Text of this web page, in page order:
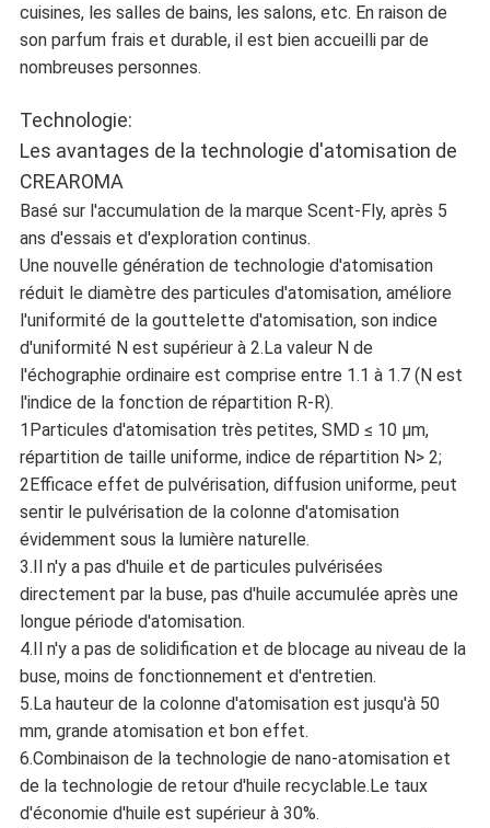
cuisines, les salles de bains, les salons, etc. En raison de
son parfum frais et durable, il est bien accueilli par de
nombreuses personnes.
Technologie:
Les avantages de la technologie d'atomisation de
CREAROMA
Basé sur l'accumulation de la marque Scent-Fly, après 5
ans d'essais et d'exploration continus.
Une nouvelle génération de technologie d'atomisation
réduit le diamètre des particules d'atomisation, améliore
l'uniformité de la gouttelette d'atomisation, son indice
d'uniformité N est supérieur à 2.La valeur N de
l'échographie ordinaire est comprise entre 1.1 à 1.7 (N est
l'indice de la fonction de répartition R-R).
1Particules d'atomisation très petites, SMD ≤ 10 μm,
répartition de taille uniforme, indice de répartition N> 2;
2Efficace effet de pulvérisation, diffusion uniforme, peut
sentir le pulvérisation de la colonne d'atomisation
évidemment sous la lumière naturelle.
3.Il n'y a pas d'huile et de particules pulvérisées
directement par la buse, pas d'huile accumulée après une
longue période d'atomisation.
4.Il n'y a pas de solidification et de blocage au niveau de la
buse, moins de fonctionnement et d'entretien.
5.La hauteur de la colonne d'atomisation est jusqu'à 50
mm, grande atomisation et bon effet.
6.Combinaison de la technologie de nano-atomisation et
de la technologie de retour d'huile recyclable.Le taux
d'économie d'huile est supérieur à 30%.